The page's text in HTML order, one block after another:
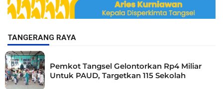
TANGERANG RAYA
Pemkot Tangsel Gelontorkan Rp4 Miliar
Untuk PAUD, Targetkan 115 Sekolah